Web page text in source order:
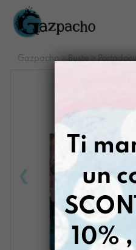
Salta
contenuto
Gazpacho> Buste >
Ti
un
10%